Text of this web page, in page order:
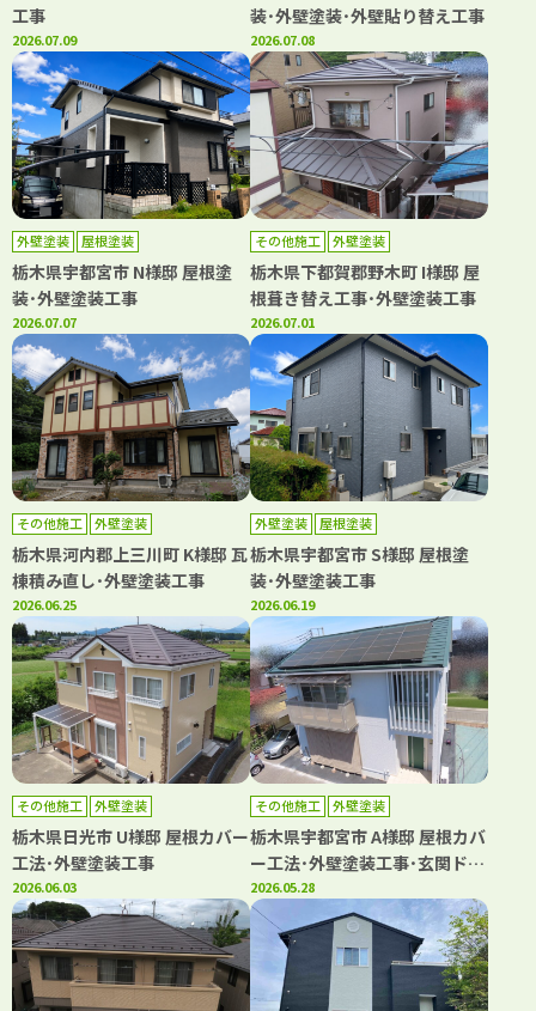
工事
2026.07.09
装･外壁塗装･外壁貼り替え工事
2026.07.08
外壁塗装 屋根塗装
栃木県宇都宮市 N様邸 屋根塗
装･外壁塗装工事
2026.07.07
その他施工 外壁塗装
栃木県下都賀郡野木町 I様邸 屋
根葺き替え工事･外壁塗装工事
2026.07.01
その他施工 外壁塗装
栃木県河内郡上三川町 K様邸 瓦
棟積み直し･外壁塗装工事
2026.06.25
外壁塗装 屋根塗装
栃木県宇都宮市 S様邸 屋根塗
装･外壁塗装工事
2026.06.19
その他施工 外壁塗装
栃木県日光市 U様邸 屋根カバー
工法･外壁塗装工事
2026.06.03
その他施工 外壁塗装
栃木県宇都宮市 A様邸 屋根カバ
ー工法･外壁塗装工事･玄関ドア
リフォーム
2026.05.28